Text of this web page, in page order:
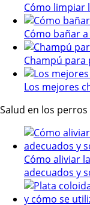
Cómo limpiar
Cómo bañar
Champú para
Los mejores
Salud en los perros
Cómo aliviar
adecuados y